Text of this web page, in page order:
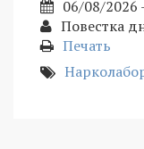
06/08/2026
Повестка
Печать